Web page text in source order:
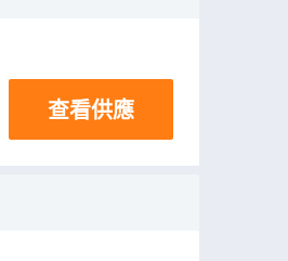
查看供應